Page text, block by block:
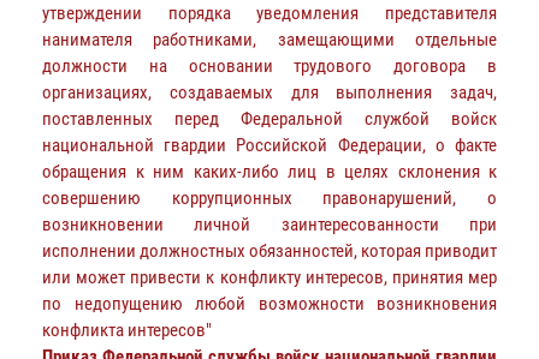
утверждении порядка уведомления представителя
нанимателя работниками, замещающими отдельные
должности на основании трудового договора в
организациях, создаваемых для выполнения задач,
поставленных перед Федеральной службой войск
национальной гвардии Российской Федерации, о факте
обращения к ним каких-либо лиц в целях склонения к
совершению коррупционных правонарушений, о
возникновении личной заинтересованности при
исполнении должностных обязанностей, которая приводит
или может привести к конфликту интересов, принятия мер
по недопущению любой возможности возникновения
конфликта интересов"